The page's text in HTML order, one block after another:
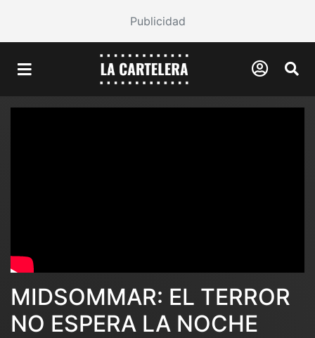
Publicidad
MIDSOMMAR: EL TERROR
NO ESPERA LA NOCHE